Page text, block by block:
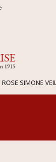
ROSE SIMONE